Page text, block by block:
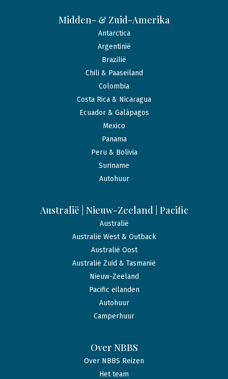
Midden- & Zuid-Amerika
Antarctica
Argentinië
Brazilië
Chili & Paaseiland
Colombia
Costa Rica & Nicaragua
Ecuador & Galápagos
Mexico
Panama
Peru & Bolivia
Suriname
Autohuur
Australië | Nieuw-Zeeland | Pacific
Australië
Australië West & Outback
Australië Oost
Australië Zuid & Tasmanië
Nieuw-Zeeland
Pacific eilanden
Autohuur
Camperhuur
Over NBBS
Over NBBS Reizen
Het team